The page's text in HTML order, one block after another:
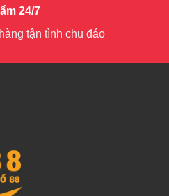
24/7
tận tình chu đáo